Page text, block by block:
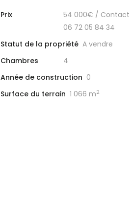
Prix 54 000€ / Contact
06 72 05 84 34
Statut de la propriété A vendre
Chambres
4
Année de construction 0
Surface du terrain 1 066 m2